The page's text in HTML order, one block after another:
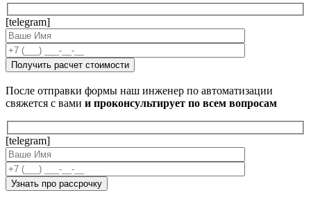
[telegram]
После отправки формы наш инженер по автоматизации
свяжется с вами и проконсультирует по всем вопросам
[telegram]